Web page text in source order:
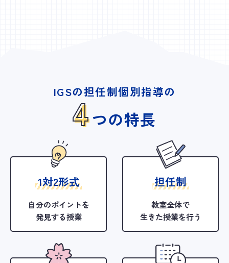
IGSの担任制個別指導の
4つの特長
1対2形式
自分のポイントを
発見する授業
担任制
教室全体で
生きた授業を行う